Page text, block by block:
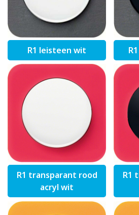
R1 leisteen wit
R1 transparant rood
acryl wit
R1